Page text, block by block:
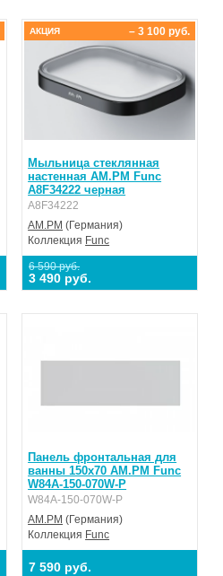
Мыльница стеклянная
настенная AM.PM Func
A8F34222 черная
A8F34222
AM.PM (Германия)
Коллекция Func
6 590 руб.
3 490 руб.
– 3 100 руб.
АКЦИЯ
Панель фронтальная для
ванны 150x70 AM.PM Func
W84A-150-070W-P
W84A-150-070W-P
AM.PM (Германия)
Коллекция Func
7 590 руб.